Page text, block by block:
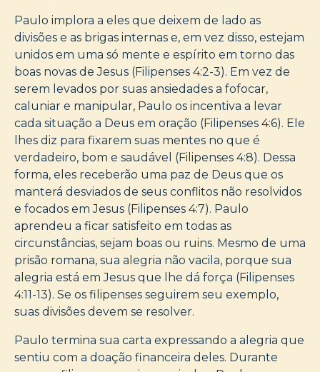
Paulo implora a eles que deixem de lado as
divisões e as brigas internas e, em vez disso, estejam
unidos em uma só mente e espírito em torno das
boas novas de Jesus (Filipenses 4:2-3). Em vez de
serem levados por suas ansiedades a fofocar,
caluniar e manipular, Paulo os incentiva a levar
cada situação a Deus em oração (Filipenses 4:6). Ele
lhes diz para fixarem suas mentes no que é
verdadeiro, bom e saudável (Filipenses 4:8). Dessa
forma, eles receberão uma paz de Deus que os
manterá desviados de seus conflitos não resolvidos
e focados em Jesus (Filipenses 4:7). Paulo
aprendeu a ficar satisfeito em todas as
circunstâncias, sejam boas ou ruins. Mesmo de uma
prisão romana, sua alegria não vacila, porque sua
alegria está em Jesus que lhe dá força (Filipenses
4:11-13). Se os filipenses seguirem seu exemplo,
suas divisões devem se resolver.
Paulo termina sua carta expressando a alegria que
sentiu com a doação financeira deles. Durante